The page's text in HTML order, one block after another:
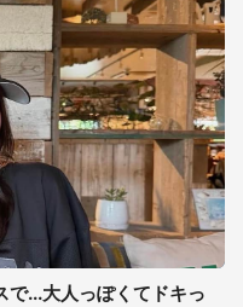
で...大人っぽくてドキっ